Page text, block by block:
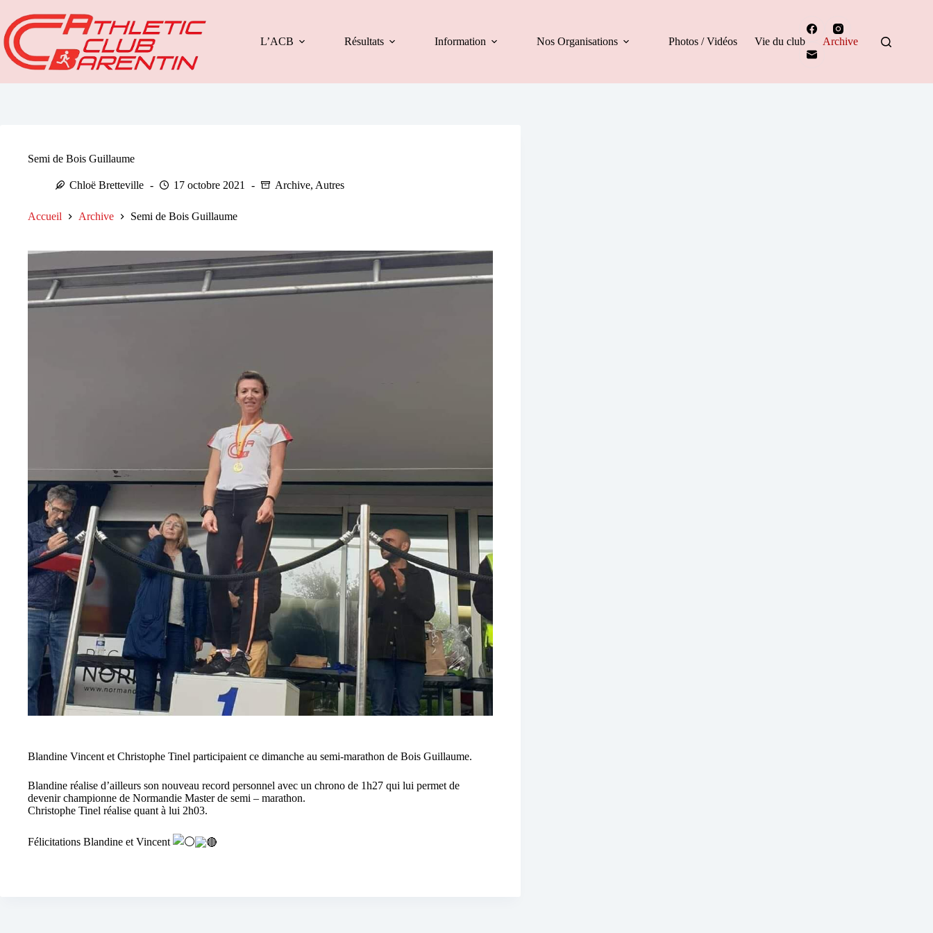
contenu
L’ACB
Résultats Information Nos Organisations Photos / Vidéos Vie du club Archive
Semi de Bois Guillaume
Chloë Bretteville 17 octobre 2021 Archive, Autres
Accueil Archive Semi de Bois Guillaume
Blandine Vincent et Christophe Tinel participaient ce dimanche au semi-marathon de Bois Guillaume.
Blandine réalise d’ailleurs son nouveau record personnel avec un chrono de 1h27 qui lui permet de
devenir championne de Normandie Master de semi – marathon.
Christophe Tinel réalise quant à lui 2h03.
Félicitations Blandine et Vincent